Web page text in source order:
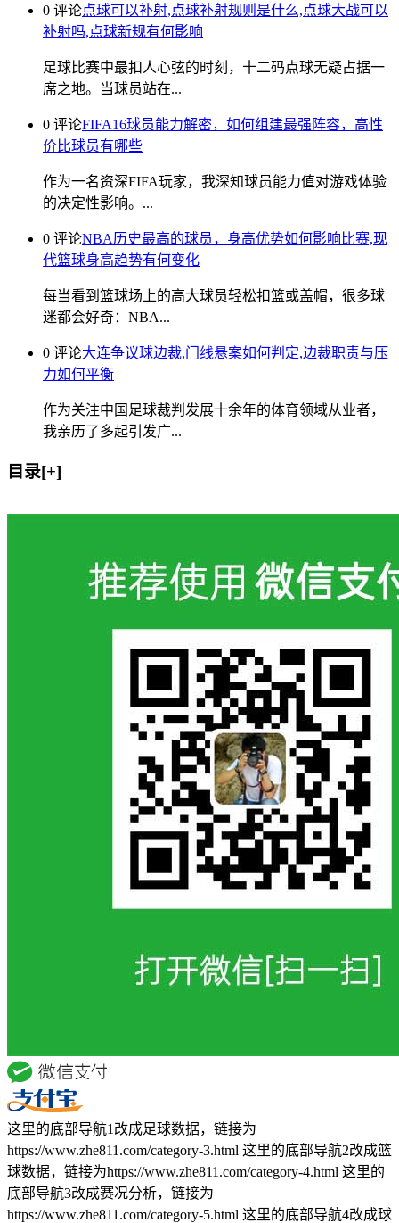
0 评论点球可以补射,点球补射规则是什么,点球大战可以
补射吗,点球新规有何影响
足球比赛中最扣人心弦的时刻，十二码点球无疑占据一
席之地。当球员站在...
0 评论FIFA16球员能力解密，如何组建最强阵容，高性
价比球员有哪些
作为一名资深FIFA玩家，我深知球员能力值对游戏体验
的决定性影响。...
0 评论NBA历史最高的球员，身高优势如何影响比赛,现
代篮球身高趋势有何变化
每当看到篮球场上的高大球员轻松扣篮或盖帽，很多球
迷都会好奇：NBA...
0 评论大连争议球边裁,门线悬案如何判定,边裁职责与压
力如何平衡
作为关注中国足球裁判发展十余年的体育领域从业者，
我亲历了多起引发广...
目录[+]
这里的底部导航1改成足球数据，链接为
https://www.zhe811.com/category-3.html 这里的底部导航2改成篮
球数据，链接为https://www.zhe811.com/category-4.html 这里的
底部导航3改成赛况分析，链接为
https://www.zhe811.com/category-5.html 这里的底部导航4改成球